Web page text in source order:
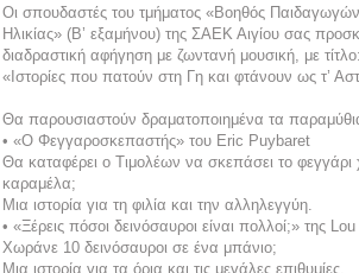
Οι σπουδαστές του τμήματος «Βοηθός
Ηλικίας» (Β’ εξαμήνου) της ΣΑΕΚ Αιγίου σας
διαδραστική αφήγηση με ζωντανή μουσική, με τίτλο:
«Ιστορίες που πατούν στη Γη και φτάνουν ως τ’
Θα παρουσιαστούν δραματοποιημένα τα
• «Ο Φεγγαροσκεπαστής» του Eric Puybaret
Θα καταφέρει ο Τιμολέων να σκεπάσει το φεγγάρι
καραμέλα;
Μια ιστορία για τη φιλία και την αλληλεγγύη.
• «Ξέρεις πόσοι δεινόσαυροι είναι πολλοί;» της
Χωράνε 10 δεινόσαυροι σε ένα μπάνιο;
Μια ιστορία για τα όρια και τις μεγάλες επιθυμίες.